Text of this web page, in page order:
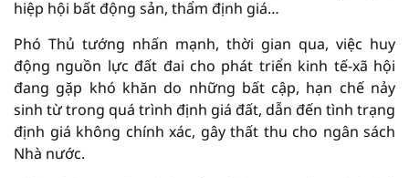
hiệp hội bất động sản, thẩm định giá…
Phó Thủ tướng nhấn mạnh, thời gian qua, việc huy
động nguồn lực đất đai cho phát triển kinh tế-xã hội
đang gặp khó khăn do những bất cập, hạn chế nảy
sinh từ trong quá trình định giá đất, dẫn đến tình trạng
định giá không chính xác, gây thất thu cho ngân sách
Nhà nước.